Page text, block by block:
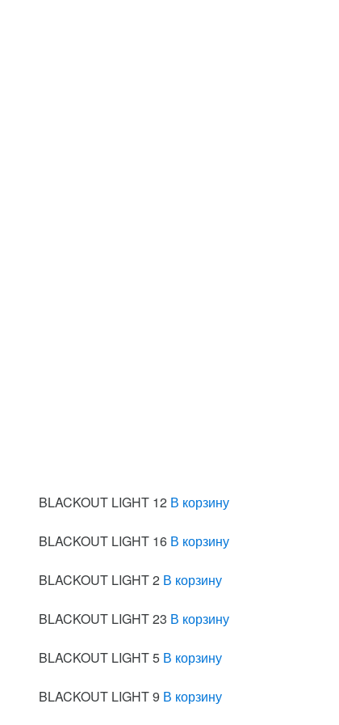
BLACKOUT LIGHT 12 В корзину
BLACKOUT LIGHT 16 В корзину
BLACKOUT LIGHT 2 В корзину
BLACKOUT LIGHT 23 В корзину
BLACKOUT LIGHT 5 В корзину
BLACKOUT LIGHT 9 В корзину